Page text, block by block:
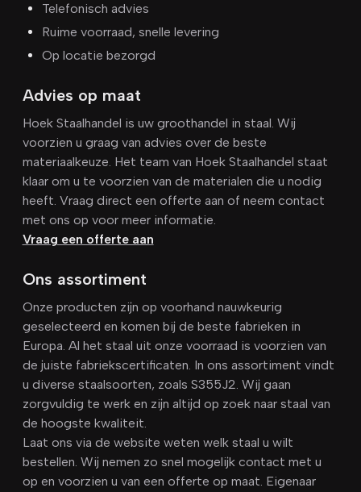
Telefonisch advies
Ruime voorraad, snelle levering
Op locatie bezorgd
Advies op maat
Hoek Staalhandel is uw groothandel in staal. Wij
voorzien u graag van advies over de beste
materiaalkeuze. Het team van Hoek Staalhandel staat
klaar om u te voorzien van de materialen die u nodig
heeft. Vraag direct een offerte aan of neem contact
met ons op voor meer informatie.
Vraag een offerte aan
Ons assortiment
Onze producten zijn op voorhand nauwkeurig
geselecteerd en komen bij de beste fabrieken in
Europa. Al het staal uit onze voorraad is voorzien van
de juiste fabriekscertificaten. In ons assortiment vindt
u diverse staalsoorten, zoals S355J2. Wij gaan
zorgvuldig te werk en zijn altijd op zoek naar staal van
de hoogste kwaliteit.
Laat ons via de website weten welk staal u wilt
bestellen. Wij nemen zo snel mogelijk contact met u
op en voorzien u van een offerte op maat. Eigenaar